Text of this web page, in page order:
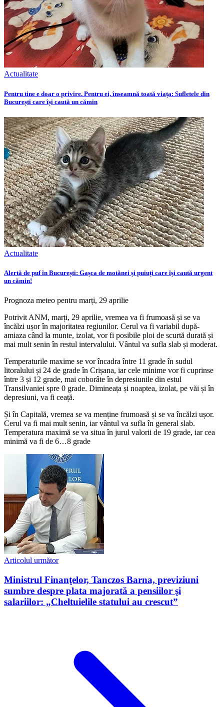
Actualitate
Pentru tine e doar o privire. Pentru ei, înseamnă toată viața: Sufletele din
București care își caută un cămin
Actualitate
Alertă de puf în București: Gașca de motănei și puiuți care își caută urgent
un cămin!
Prognoza meteo pentru marți, 29 aprilie
Potrivit ANM, marți, 29 aprilie, vremea va fi frumoasă și se va
încălzi ușor în majoritatea regiunilor. Cerul va fi variabil după-
amiaza când la munte, izolat, vor fi posibile ploi de scurtă durată și
mai mult senin în restul intervalului. Vântul va sufla slab și moderat.
Temperaturile maxime se vor încadra între 11 grade în sudul
litoralului și 24 de grade în Crișana, iar cele minime vor fi cuprinse
între 3 și 12 grade, mai coborâte în depresiunile din estul
Transilvaniei spre 0 grade. Dimineața și noaptea, izolat, pe văi și în
depresiuni, va fi ceață.
Și în Capitală, vremea se va menține frumoasă și se va încălzi ușor.
Cerul va fi mai mult senin, iar vântul va sufla în general slab.
Temperatura maximă se va situa în jurul valorii de 19 grade, iar cea
minimă va fi de 6…8 grade
Articolul următor
Ministrul Finanţelor, Tanczos Barna, previziuni
sumbre despre plata majorată a pensiilor şi
salariilor: „Cheltuielile statului au crescut”